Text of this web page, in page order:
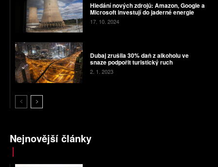
Hledání nových zdrojů: Amazon, Google a
Microsoft investují do jaderné energie
17. 10. 2024
Dubaj zrušila 30% daň z alkoholu ve
snaze podpořit turistický ruch
2. 1. 2023
Nejnovější články